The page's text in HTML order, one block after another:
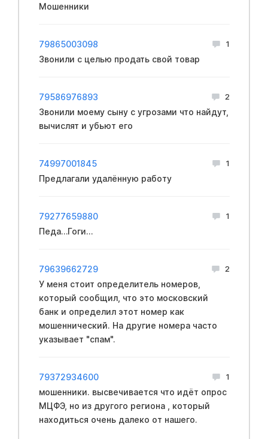
Мошенники
79865003098 1
Звонили с целью продать свой товар
79586976893 2
Звонили моему сыну с yгpoзами что найдут,
вычислят и yбьют его
74997001845 1
Предлагали удалённую работу
79277659880 1
Педа…Гоги…
79639662729 2
У меня стоит определитель номеров,
который сообщил, что это московский
банк и определил этот номер как
мошеннический. На другие номера часто
указывает "спам".
79372934600 1
мошенники. высвечивается что идёт опрос
МЦФЭ, но из другого региона , который
находиться очень далеко от нашего.